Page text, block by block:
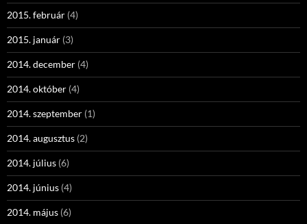
2015. február (4)
2015. január (3)
2014. december (4)
2014. október (4)
2014. szeptember (1)
2014. augusztus (2)
2014. július (6)
2014. június (4)
2014. május (6)